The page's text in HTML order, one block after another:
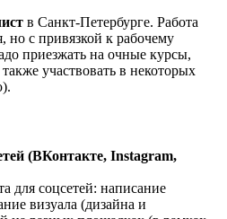
в Санкт-Петербурге. Работа
но с привязкой к рабочему
приезжать на очные курсы,
участвовать в некоторых
(ВКонтакте, Instagram,
для соцсетей: написание
визуала (дизайна и